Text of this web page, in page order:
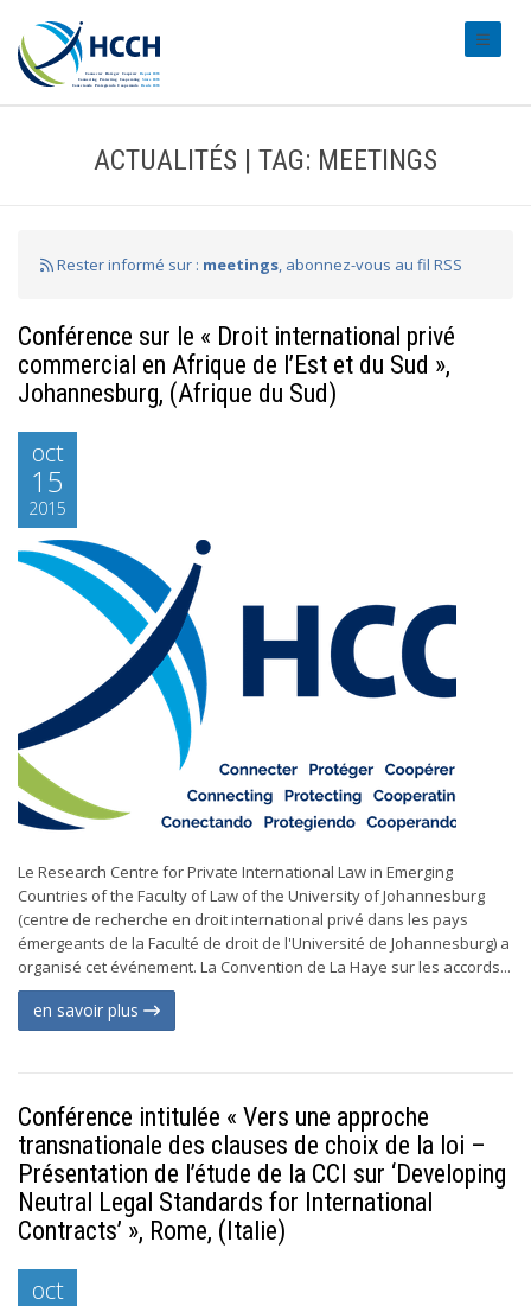
ACTUALITÉS | TAG: MEETINGS
Rester informé sur : meetings, abonnez-vous au fil RSS
Conférence sur le « Droit international privé
commercial en Afrique de l’Est et du Sud »,
Johannesburg, (Afrique du Sud)
oct
15
2015
Le Research Centre for Private International Law in Emerging
Countries of the Faculty of Law of the University of Johannesburg
(centre de recherche en droit international privé dans les pays
émergeants de la Faculté de droit de l'Université de Johannesburg) a
organisé cet événement. La Convention de La Haye sur les accords...
en savoir plus
Conférence intitulée « Vers une approche
transnationale des clauses de choix de la loi –
Présentation de l’étude de la CCI sur ‘Developing
Neutral Legal Standards for International
Contracts’ », Rome, (Italie)
oct